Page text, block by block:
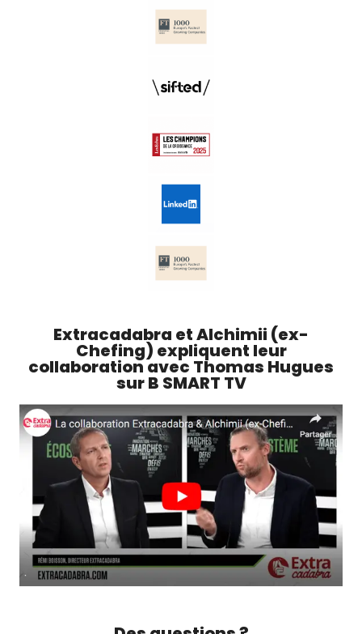
Extracadabra et Alchimii (ex-
Chefing) expliquent leur
collaboration avec Thomas Hugues
sur B SMART TV